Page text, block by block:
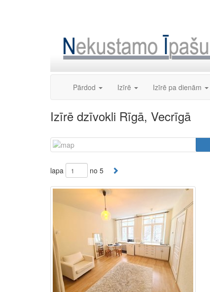
Pārdod Izīrē Izīrē pa dienām
Izīrē dzīvokli Rīgā, Vecrīgā
lapa no 5